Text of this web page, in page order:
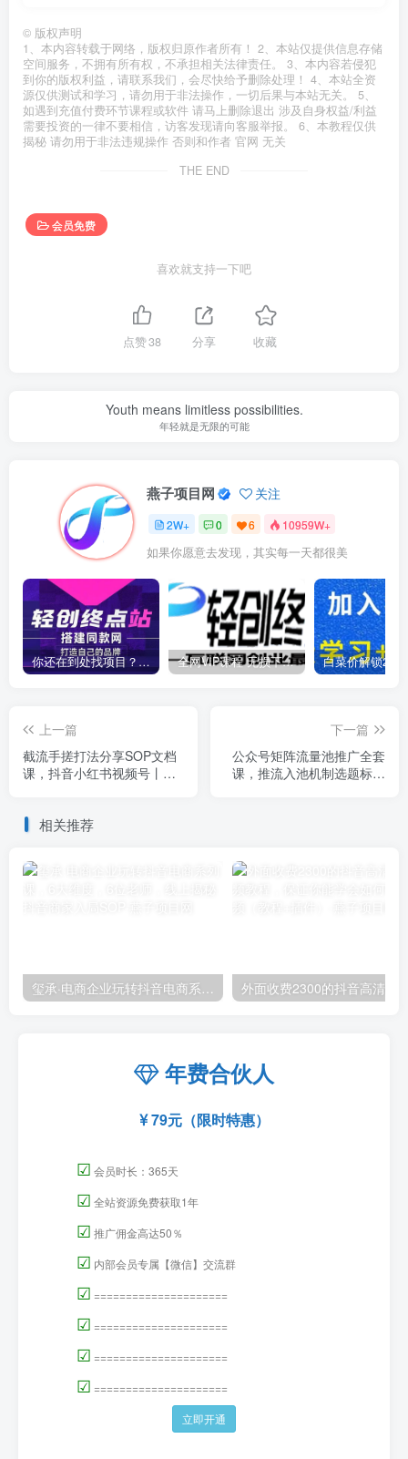
© 版权声明
1、本内容转载于网络，版权归原作者所有！ 2、本站仅提供信息存储
空间服务，不拥有所有权，不承担相关法律责任。 3、本内容若侵犯
到你的版权利益，请联系我们，会尽快给予删除处理！ 4、本站全资
源仅供测试和学习，请勿用于非法操作，一切后果与本站无关。 5、
如遇到充值付费环节课程或软件 请马上删除退出 涉及自身权益/利益
需要投资的一律不要相信，访客发现请向客服举报。 6、本教程仅供
揭秘 请勿用于非法违规操作 否则和作者 官网 无关
THE END
会员免费
喜欢就支持一下吧
点赞38 分享 收藏
Youth means limitless possibilities.
年轻就是无限的可能
燕子项目网 关注
2W+ 0 6 10959W+
如果你愿意去发现，其实每一天都很美
你还在到处找项目？还在当韭菜？我靠卖项目一个月收入5万+，曾经我也是个失败者。 全网VIP课程 无损下载~
上一篇
截流手搓打法分享SOP文档
课，抖音小红书视频号丨精
下一篇
公众号矩阵流量池推广全套
课，推流入池机制选题标题
相关推荐
玺承·电商企业玩转抖音电商系列课，6大维度，6位老师，线上揭秘抖音商家入局SOP
年费合伙人
79元（限时特惠）
☑ 会员时长：365天
☑ 全站资源免费获取1年
☑ 推广佣金高达50％
☑ 内部会员专属【微信】交流群
☑ =====================
☑ =====================
☑ =====================
☑ =====================
立即开通